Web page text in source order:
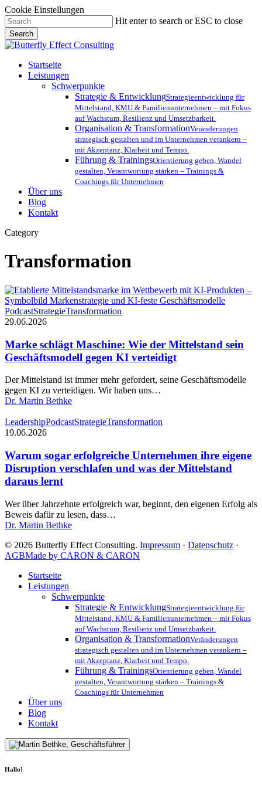
Cookie Einstellungen
Skip
to
main
content
Hit enter to search or ESC to close
Search
Close
Menu
Startseite
Leistungen
Schwerpunkte
Strategie & EntwicklungStrategieentwicklung für
Mittelstand, KMU & Familienunternehmen – mit Fokus
auf Wachstum, Resilienz und Umsetzbarkeit.
Organisation & TransformationVeränderungen
strategisch gestalten und im Unternehmen verankern –
mit Akzeptanz, Klarheit und Tempo.
Führung & TrainingsOrientierung geben, Wandel
gestalten, Verantwortung stärken – Trainings &
Coachings für Unternehmen
Über uns
Blog
Kontakt
Category
Transformation
Marke
schlägt
Wie
der
Mittelstand
Geschäftsmodell
gegen
KI
PodcastStrategieTransformation
29.06.2026
Marke schlägt Maschine: Wie der Mittelstand sein
Geschäftsmodell gegen KI verteidigt
Der Mittelstand ist immer mehr gefordert, seine Geschäftsmodelle
gegen KI zu verteidigen. Wir haben uns…
Dr. Martin Bethke
Warum
sogar
Unternehmen
ihre
eigene
Disruption
und
was
der
daraus
lernt
LeadershipPodcastStrategieTransformation
19.06.2026
Warum sogar erfolgreiche Unternehmen ihre eigene
Disruption verschlafen und was der Mittelstand
daraus lernt
Wer über Jahrzehnte erfolgreich war, beginnt, den eigenen Erfolg als
Beweis dafür zu lesen, dass…
Dr. Martin Bethke
© 2026 Butterfly Effect Consulting. Impressum · Datenschutz ·
AGBMade by CARON & CARON
Close
Menu
Startseite
Leistungen
Schwerpunkte
Strategie & EntwicklungStrategieentwicklung für
Mittelstand, KMU & Familienunternehmen – mit Fokus
auf Wachstum, Resilienz und Umsetzbarkeit.
Organisation & TransformationVeränderungen
strategisch gestalten und im Unternehmen verankern –
mit Akzeptanz, Klarheit und Tempo.
Führung & TrainingsOrientierung geben, Wandel
gestalten, Verantwortung stärken – Trainings &
Coachings für Unternehmen
Über uns
Blog
Kontakt
Hallo!